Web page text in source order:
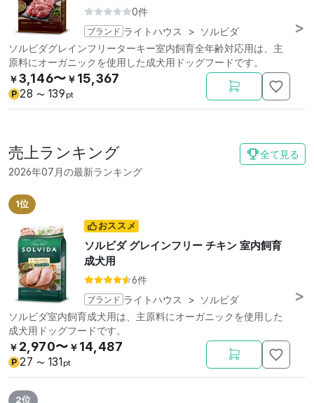
0件
ブランド ライトハウス >
ソルビダ
ソルビダグレインフリーターキー室内飼育全年齢対応用は、主
原料にオーガニックを使用した成犬用ドッグフードです。
￥3,146〜 ￥ 15,367
P 28 〜 139 pt
売上ランキング
2026年07月の最新ランキング
全て見る
1位
おススメ
ソルビダ グレインフリー チキン 室内飼育
成犬用
6件
ブランド ライトハウス >
ソルビダ
ソルビダ室内飼育成犬用は、主原料にオーガニックを使用した
成犬用ドッグフードです。
￥ 2,970〜 ￥ 14,487
P 27 〜 131 pt
2位